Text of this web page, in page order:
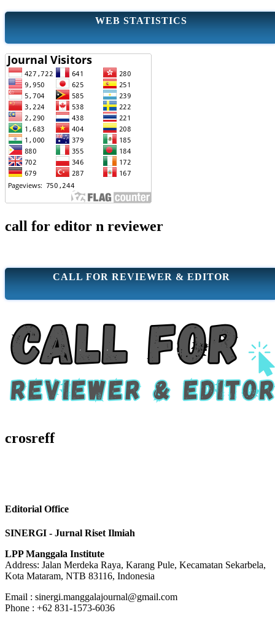
WEB STATISTICS
call for editor n reviewer
CALL FOR REVIEWER & EDITOR
crosreff
Editorial Office
SINERGI - Jurnal Riset Ilmiah
LPP Manggala Institute
Address: Jalan Merdeka Raya, Karang Pule, Kecamatan Sekarbela,
Kota Mataram, NTB 83116, Indonesia
Email : sinergi.manggalajournal@gmail.com
Phone : +62 831-1573-6036